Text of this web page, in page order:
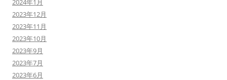
2024年1月
2023年12月
2023年11月
2023年10月
2023年9月
2023年7月
2023年6月